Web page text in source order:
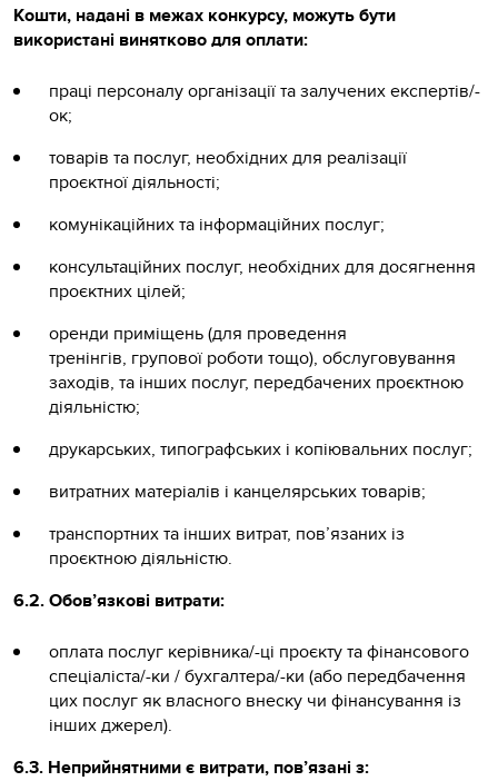
Кошти, надані в межах конкурсу, можуть бути
використані винятково для оплати:
праці персоналу організації та залучених експертів/-
ок;
товарів та послуг, необхідних для реалізації
проєктної діяльності;
комунікаційних та інформаційних послуг;
консультаційних послуг, необхідних для досягнення
проєктних цілей;
оренди приміщень (для проведення
тренінгів, групової роботи тощо), обслуговування
заходів, та інших послуг, передбачених проєктною
діяльністю;
друкарських, типографських і копіювальних послуг;
витратних матеріалів і канцелярських товарів;
транспортних та інших витрат, пов’язаних із
проєктною діяльністю.
6.2. Обов’язкові витрати:
оплата послуг керівника/-ці проєкту та фінансового
спеціаліста/-ки / бухгалтера/-ки (або передбачення
цих послуг як власного внеску чи фінансування із
інших джерел).
6.3. Неприйнятними є витрати, пов’язані з: